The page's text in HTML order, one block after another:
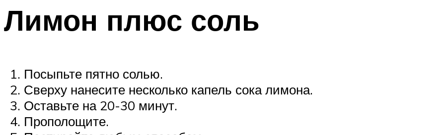
Лимон плюс соль
Посыпьте пятно солью.
Сверху нанесите несколько капель сока лимона.
Оставьте на 20-30 минут.
Прополощите.